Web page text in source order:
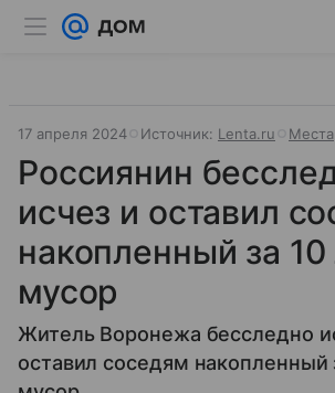
17 апреля 2024 Источник: Lenta.ru Места
Россиянин
исчез и оставил
накопленный за 10
мусор
Житель Воронежа бесследно
оставил соседям накопленный